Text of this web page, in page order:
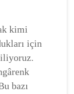
kimi
için
bazı